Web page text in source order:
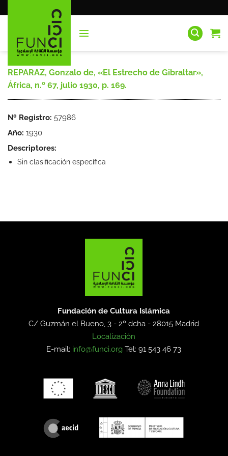
al
REPARAZ, Gonzalo de, «El Estrecho de Gibraltar»,
África, n.º 67, julio 1930, p. 169.
Nº Registro: 57986
Año: 1930
Descriptores:
Sin clasificación específica
Fundación de Cultura Islámica
C/ Guzmán el Bueno, 3 - 2º dcha -28015 Madrid
Localización
E-mail: info@funci.org Tel: 91 543 46 73